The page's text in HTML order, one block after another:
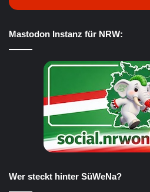
Mastodon Instanz für NRW:
Wer steckt hinter SüWeNa?